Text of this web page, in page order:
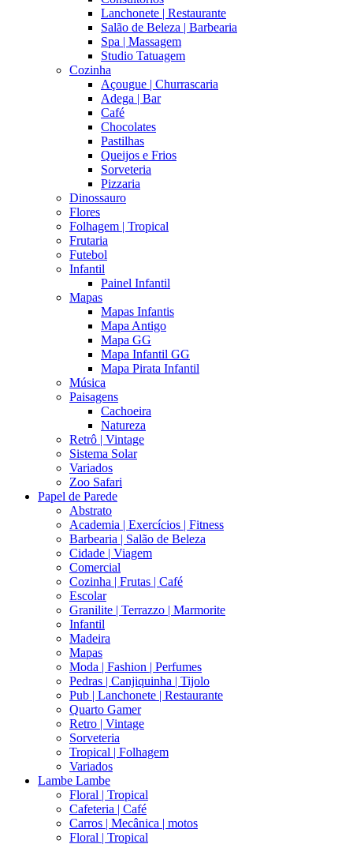
Lanchonete | Restaurante
Salão de Beleza | Barbearia
Spa | Massagem
Studio Tatuagem
Cozinha
Açougue | Churrascaria
Adega | Bar
Café
Chocolates
Pastilhas
Queijos e Frios
Sorveteria
Pizzaria
Dinossauro
Flores
Folhagem | Tropical
Frutaria
Futebol
Infantil
Painel Infantil
Mapas
Mapas Infantis
Mapa Antigo
Mapa GG
Mapa Infantil GG
Mapa Pirata Infantil
Música
Paisagens
Cachoeira
Natureza
Retrô | Vintage
Sistema Solar
Variados
Zoo Safari
Papel de Parede
Abstrato
Academia | Exercícios | Fitness
Barbearia | Salão de Beleza
Cidade | Viagem
Comercial
Cozinha | Frutas | Café
Escolar
Granilite | Terrazzo | Marmorite
Infantil
Madeira
Mapas
Moda | Fashion | Perfumes
Pedras | Canjiquinha | Tijolo
Pub | Lanchonete | Restaurante
Quarto Gamer
Retro | Vintage
Sorveteria
Tropical | Folhagem
Variados
Lambe Lambe
Floral | Tropical
Cafeteria | Café
Carros | Mecânica | motos
Floral | Tropical